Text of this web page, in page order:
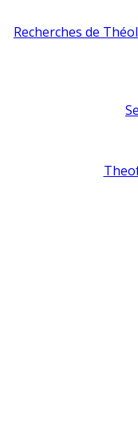
Recherches de